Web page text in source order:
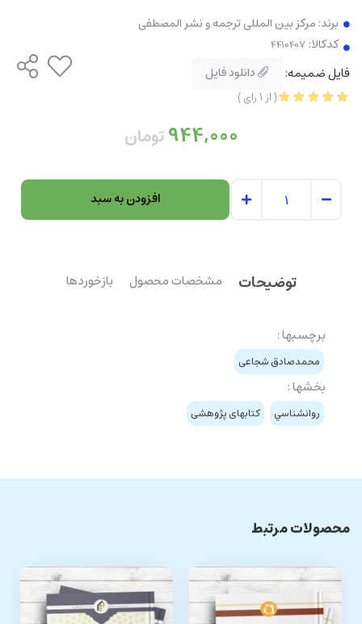
برند: مرکز بین المللی ترجمه و نشر المصطفی
کدکالا:
فایل ضمیمه: دانلود فایل
(از1رای)
944,000تومان
افزودن به سبد
توضیحات مشخصات محصول بازخوردها
برچسبها :
محمدصادق شجاعی
بخشها :
روانشناسي کتابهای پژوهشی
محصولات مرتبط